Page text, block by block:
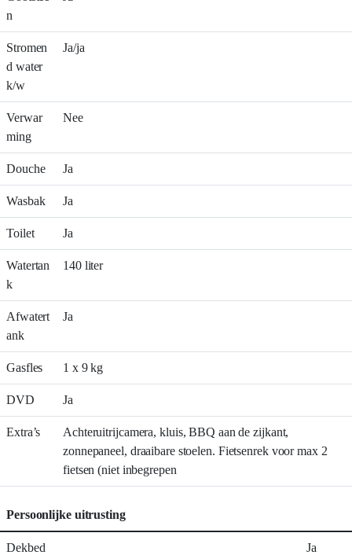
n
Stromen
d water
k/w
Ja/ja
Verwar
ming
Nee
Douche Ja
Wasbak Ja
Toilet Ja
Watertan
k
140 liter
Afwatert
ank
Ja
Gasfles 1 x 9 kg
DVD Ja
Extra’s
Achteruitrijcamera, kluis, BBQ aan de zijkant,
zonnepaneel, draaibare stoelen. Fietsenrek voor max 2
fietsen (niet inbegrepen
Persoonlijke uitrusting
Dekbed Ja